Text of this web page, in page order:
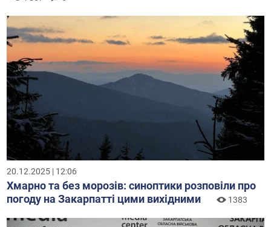
20.12.2025 | 12:06
Хмарно та без морозів: синоптики розповіли про
погоду на Закарпатті цими вихідними
1383